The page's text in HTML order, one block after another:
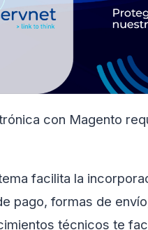
con Magento
facilita la
pago, formas de
técnicos te